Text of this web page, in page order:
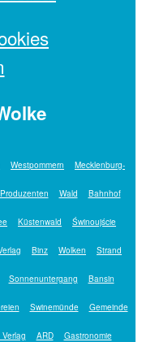
Westpommern Mecklenburg-
Produzenten Wald Bahnhof
Küstenwald Świnoujście
Binz Wolken Strand
Sonnenuntergang Bansin
Swinemünde Gemeinde
ARD Gastronomie